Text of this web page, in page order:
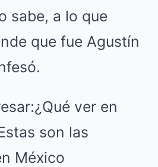
sabe, a lo que
que fue Agustín
¿Qué ver en
son las
México